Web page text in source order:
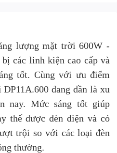
lượng mặt trời 600W -
các linh kiện cao cấp và
tốt. Cùng với ưu điểm
đang dần là xu
nay. Mức sáng tốt giúp
thế được đèn điện và có
trội so với các loại đèn
thường.